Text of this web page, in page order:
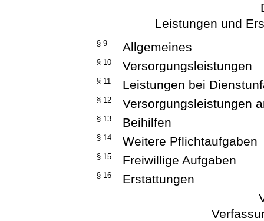
Leistungen und
§ 9 Allgemeines
§ 10 Versorgungsleistungen
§ 11 Leistungen bei
§ 12 Versorgungsleistungen
§ 13 Beihilfen
§ 14 Weitere Pflichtaufgaben
§ 15 Freiwillige Aufgaben
§ 16
Erstattungen